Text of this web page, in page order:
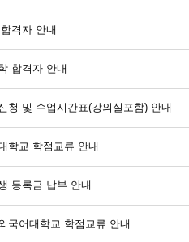
격자 안내
합격자 안내
청 및 수업시간표(강의실포함) 안내
학교 학점교류 안내
등록금 납부 안내
국어대학교 학점교류 안내